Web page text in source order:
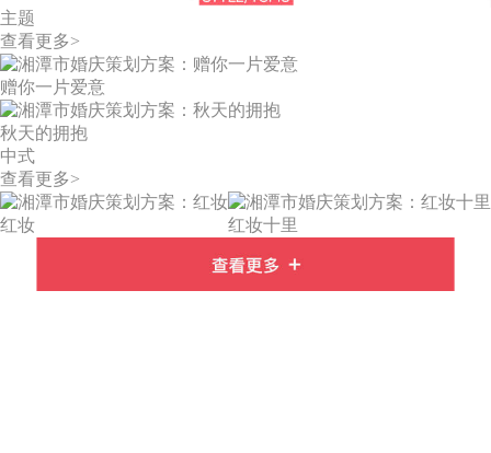
主题
查看更多>
赠你一片爱意
秋天的拥抱
中式
查看更多>
红妆 红妆十里